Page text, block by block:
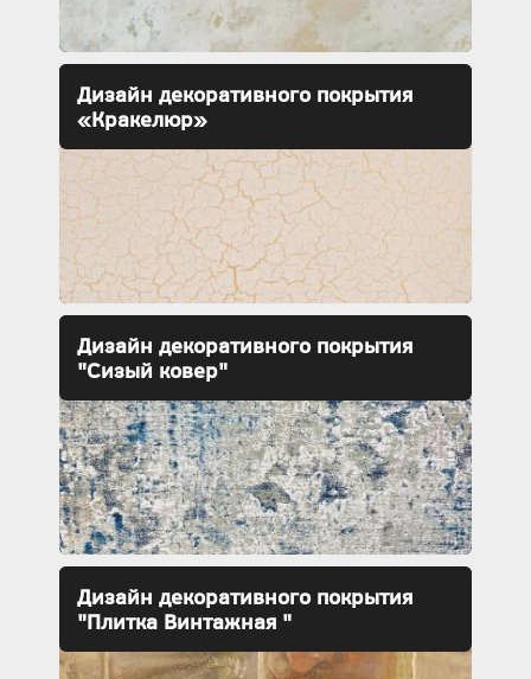
Дизайн декоративного покрытия
«Кракелюр»
Дизайн декоративного покрытия
"Сизый ковер"
Дизайн декоративного покрытия
"Плитка Винтажная "